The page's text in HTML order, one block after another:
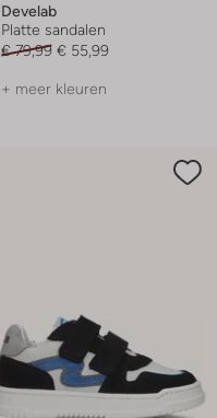
Develab
Platte sandalen
€ 79,99 € 55,99
+ meer kleuren